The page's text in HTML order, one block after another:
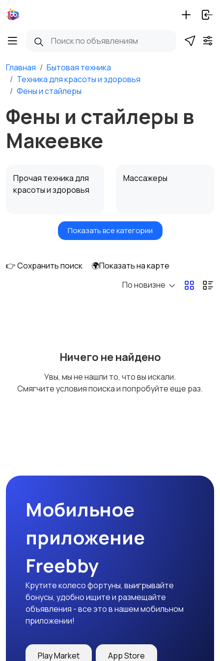
Главная
Бытовая техника
Техника для красоты и здоровья
Фены и стайлеры
Фены и стайлеры в
Макеевке
Прочая техника для
красоты и здоровья
Массажеры
Фены и стайлеры Напольные весы
Бритвы и эпиляторы
Показать все категории
👉 Сохранить поиск
🌍Показать на карте
По новизне
Ничего не найдено
Увы, мы не нашли то, что вы искали.
Смягчите условия поиска и попробуйте еще раз.
Мобильное
приложение
Freebby
Крутите колесо фортуны, выигрывайте
бонусы, удобно ищите и размещайте
объявления - все это в нашем мобильном
приложении!
Play Market App Store